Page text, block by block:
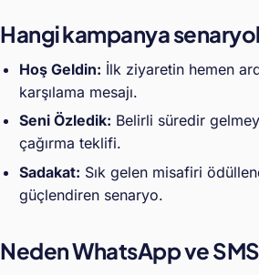
Hangi kampanya
Hoş Geldin: İlk ziyaretin hemen
karşılama mesajı.
Seni Özledik: Belirli süredir
çağırma teklifi.
Sadakat: Sık gelen misafiri
güçlendiren senaryo.
Neden WhatsApp ve